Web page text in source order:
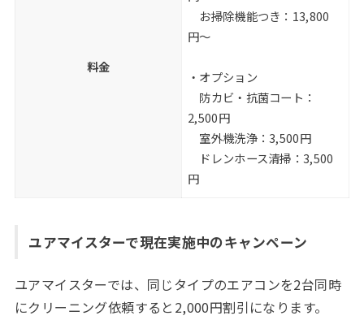
料金
お掃除機能つき：13,800
円〜
・オプション
防カビ・抗菌コート：
2,500円
室外機洗浄：3,500円
ドレンホース清掃：3,500
円
ユアマイスターで現在実施中のキャンペーン
ユアマイスターでは、同じタイプのエアコンを2台同時
にクリーニング依頼すると2,000円割引になります。